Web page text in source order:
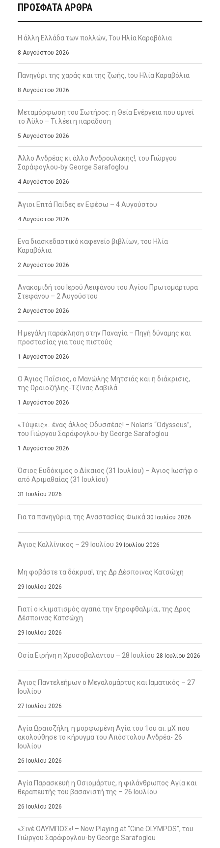
ΠΡΌΣΦΑΤΑ ΆΡΘΡΑ
Η άλλη Ελλάδα των πολλών, Του Ηλία Καραβόλια
8 Αυγούστου 2026
Πανηγύρι της χαράς και της ζωής, tου Ηλία Καραβόλια
8 Αυγούστου 2026
Μεταμόρφωση του Σωτήρος: η Θεία Ενέργεια που υμνεί
το Άϋλο – Τι λέει η παράδοση
5 Αυγούστου 2026
Άλλο Ανδρέας κι άλλο Ανδρουλάκης!, του Γιώργου
Σαράφογλου-by George Sarafoglou
4 Αυγούστου 2026
Άγιοι Επτά Παίδες εν Εφέσω – 4 Αυγούστου
4 Αυγούστου 2026
Ενα διασκεδαστικό καφενείο βιβλίων, του Ηλία
Καραβόλια
2 Αυγούστου 2026
Ανακομιδή του Ιερού Λειψάνου του Αγίου Πρωτομάρτυρα
Στεφάνου – 2 Αυγούστου
2 Αυγούστου 2026
Η μεγάλη παράκληση στην Παναγία – Πηγή δύναμης και
προστασίας για τους πιστούς
1 Αυγούστου 2026
Ο Άγιος Παΐσιος, ο Μανώλης Μητσιάς και η διάκρισις,
της Ωραιοζήλης-Τζίνας Δαβιλά
1 Αυγούστου 2026
«Τύψεις»…ένας άλλος Οδυσσέας! – Nolan’s “Odysseus”,
του Γιώργου Σαράφογλου-by George Sarafoglou
1 Αυγούστου 2026
Όσιος Ευδόκιμος ο Δίκαιος (31 Ιουλίου) – Άγιος Ιωσήφ ο
από Αριμαθαίας (31 Ιουλίου)
31 Ιουλίου 2026
Για τα πανηγύρια, της Αναστασίας Φωκά 30 Ιουλίου 2026
Άγιος Καλλίνικος – 29 Ιουλίου 29 Ιουλίου 2026
Μη φοβάστε τα δάκρυα!, της Δρ Δέσποινας Κατσώχη
29 Ιουλίου 2026
Γιατί ο κλιματισμός αγαπά την ξηροφθαλμία;, της Δρος
Δέσποινας Κατσώχη
29 Ιουλίου 2026
Οσία Ειρήνη η Χρυσοβαλάντου – 28 Ιουλίου 28 Ιουλίου 2026
Άγιος Παντελεήμων ο Μεγαλομάρτυς και Ιαματικός – 27
Ιουλίου
27 Ιουλίου 2026
Αγία Ωραιοζήλη, η μορφωμένη Αγία του 1ου αι. μΧ που
ακολούθησε το κήρυγμα του Απόστολου Ανδρέα- 26
Ιουλίου
26 Ιουλίου 2026
Αγία Παρασκευή η Οσιομάρτυς, η φιλάνθρωπος Αγία και
θεραπευτής του βασανιστή της – 26 Ιουλίου
26 Ιουλίου 2026
«Σινέ ΟΛΥΜΠΟΣ»! – Now Playing at “Cine OLYMPOS”, του
Γιώργου Σαράφογλου-by George Sarafoglou